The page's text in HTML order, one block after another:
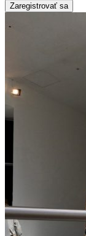
Zaregistrovať sa